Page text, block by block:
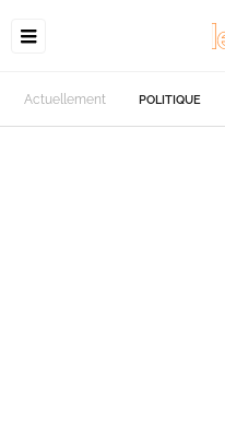
Actuellement POLITIQUE